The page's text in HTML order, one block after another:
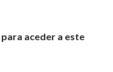
para aceder a este